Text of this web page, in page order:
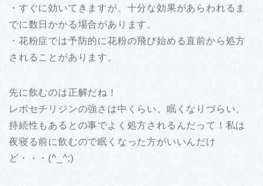
・すぐに効いてきますが、十分な効果があらわれるま
でに数日かかる場合があります。
・花粉症では予防的に花粉の飛び始める直前から処方
されることがあります。
先に飲むのは正解だね！
レボセチリジンの強さは中くらい、眠くなりづらい、
持続性もあるとの事でよく処方されるんだって！私は
夜寝る前に飲むので眠くなった方がいいんだけ
ど・・・(^_^;)